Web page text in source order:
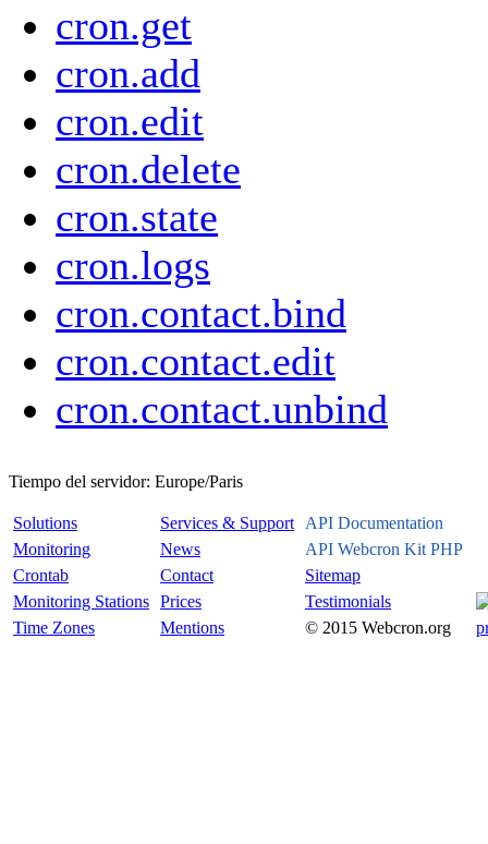
cron.get
cron.add
cron.edit
cron.delete
cron.state
cron.logs
cron.contact.bind
cron.contact.edit
cron.contact.unbind
Tiempo del servidor: Europe/Paris
Solutions Services & Support API Documentation
Monitoring
News
API Webcron Kit PHP
Crontab
Contact
Sitemap
Monitoring Stations Prices
Testimonials
Time Zones
Mentions © 2015 Webcron.org